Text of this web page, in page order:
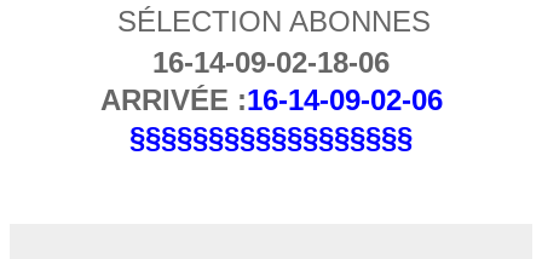
SÉLECTION ABONNES
16-14-09-02-18-06
ARRIVÉE :16-14-09-02-06
§§§§§§§§§§§§§§§§§§